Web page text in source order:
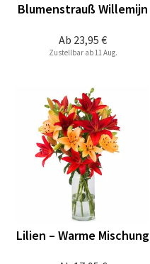
Ab 23,95 €
Blumenstrauß Willemijn
Zustellbar ab 11 Aug.
Lilien – Warme Mischung